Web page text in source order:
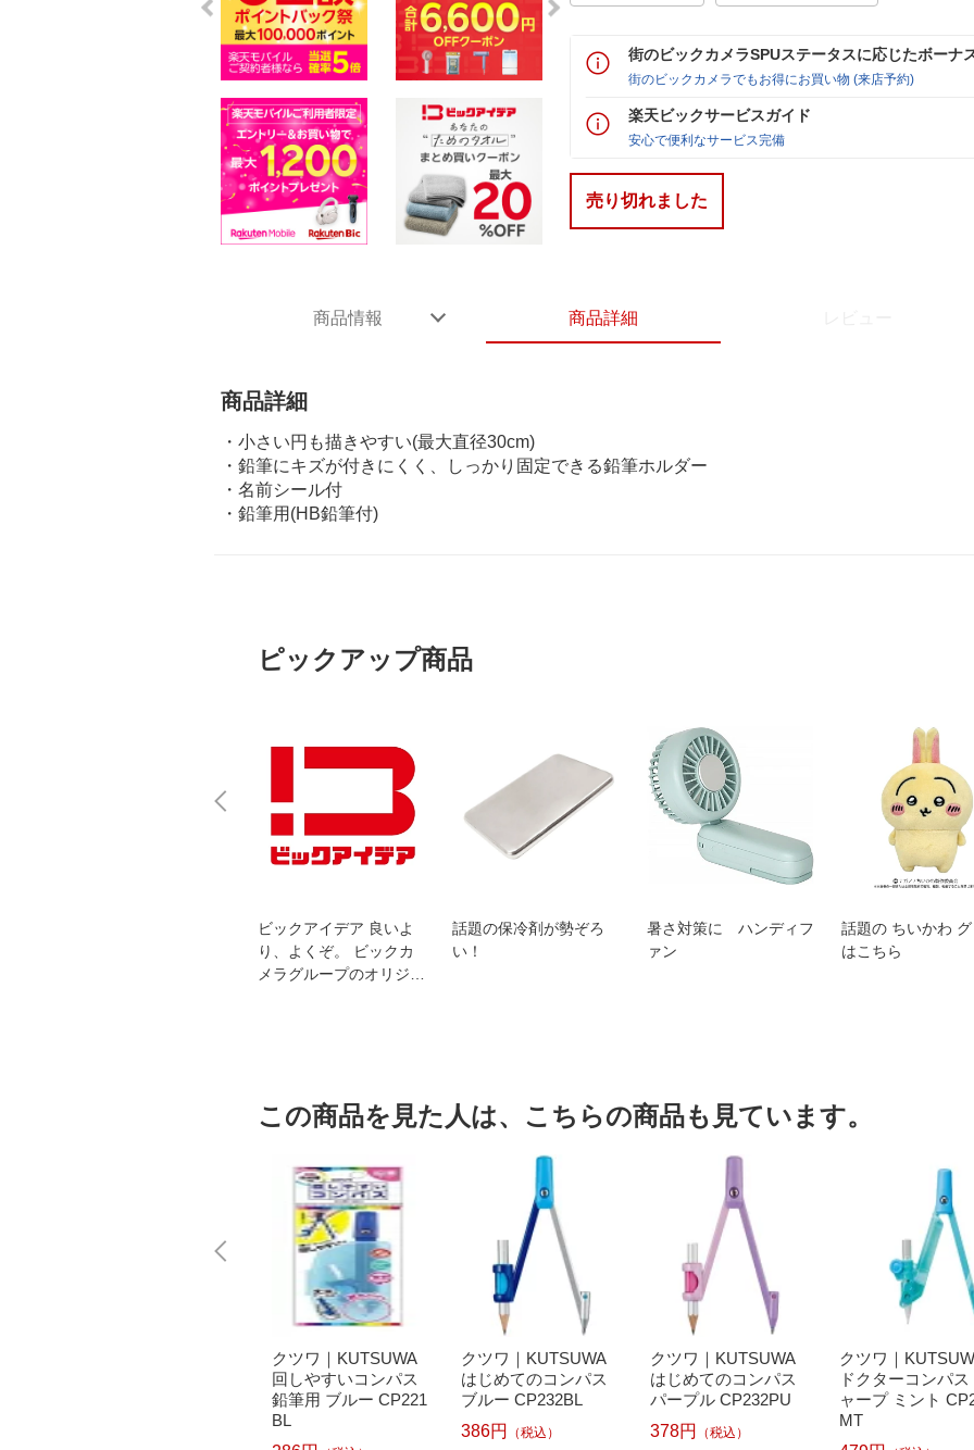
街のビックカメラSPUステータスに応じたボーナ
街のビックカメラでもお得にお買い物 (来店予約)
楽天ビックサービスガイド
安心で便利なサービス完備
売り切れました
商品情報 商品詳細
商品詳細
・小さい円も描きやすい(最大直径30cm)
・鉛筆にキズが付きにくく、しっかり固定できる鉛筆ホルダー
・名前シール付
・鉛筆用(HB鉛筆付)
ピックアップ商品
ビックアイデア 良いよ
り、よくぞ。 ビックカ
メラグループのオリジナ
話題の保冷剤が勢ぞろ
い！
暑さ対策に ハンディフ
ァン
話題の ちいかわ
はこちら
この商品を見た人は、こちらの商品も見ています。
クツワ｜KUTSUWA
回しやすいコンパス
鉛筆用 ブルー CP221
BL
クツワ｜KUTSUWA
はじめてのコンパス
ブルー CP232BL
386円
（税込）
クツワ｜KUTSUWA
はじめてのコンパス
パープル CP232PU
378円
（税込）
クツワ｜
ドクターコンパス
ャープ ミント
MT